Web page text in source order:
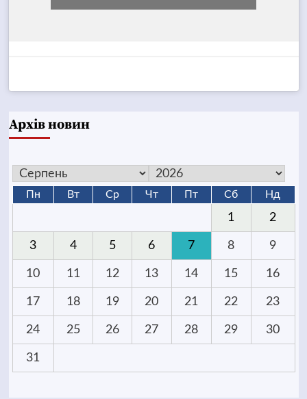
Архів новин
Пн Вт Ср Чт Пт Сб Нд
1 2
3 4 5 6 7 8 9
10 11 12 13 14 15 16
17 18 19 20 21 22 23
24 25 26 27 28 29 30
31